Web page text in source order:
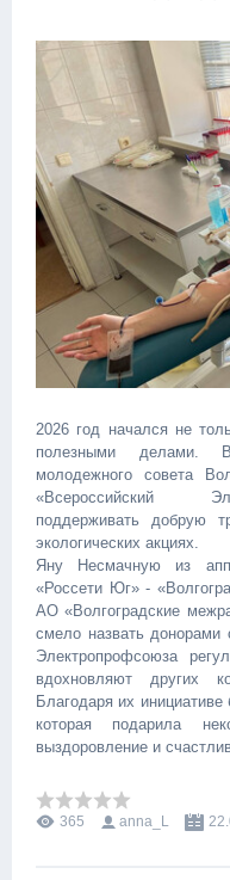
2026 год начался не
полезными делами.
молодежного совета
«Всероссийский
поддерживать добрую
экологических акциях. ‎
Яну Несмачную из
«Россети Юг» -
АО «Волгоградские
смело назвать
Электропрофсоюза
вдохновляют других
Благодаря их
которая подарила
выздоровление и
365 anna_L